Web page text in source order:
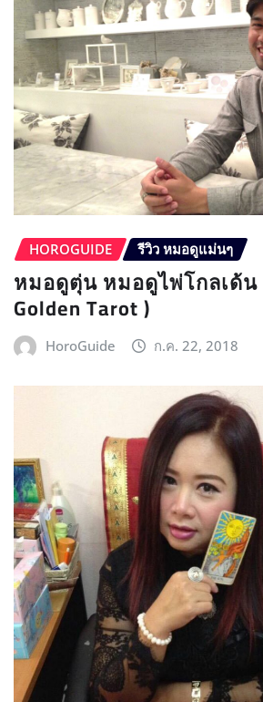
HOROGUIDE รีวิว หมอดูแม่นๆ
หมอดูตุ่น หมอดูไพ่โกลเด้น
Golden Tarot )
HoroGuide ก.ค. 22, 2018